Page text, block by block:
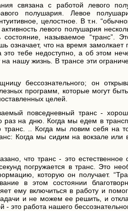
связана с работой левого
полушария. Левое
целостное. В т.н.
левого полушария
называемое “транс”.
что на время замолкает
тебе недоступно, а об этом
нашу жизнь. В трансе эти
бессознательного; он
программ, которые могут
целей.
повседневный транс -
раз на дню. Когда мы едем в
транс. .. Когда мы ловим себя на
Когда мы сидим на вокзале
что транс - это естественное
погружается в транс. Это
которую он получает.
в этом состоянии
ему включиться в работу и
и не можем ее решить, и
это работа нашего